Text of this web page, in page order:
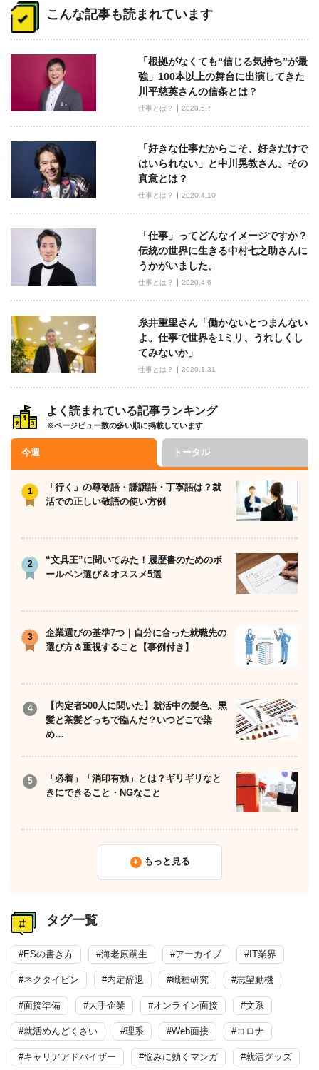
稿
ナ
ョ
ン
こんな記事も読まれています
「根拠がなくても“信じる気持ち”が最
強」100本以上の舞台に出演してきた
川平慈英さんの信条とは？
仕事とは？ 2020.5.7
「好きな仕事だからこそ、好きだけで
はいられない」と中川晃教さん。その
真意とは？
仕事とは？ 2020.4.10
「仕事」ってどんなイメージですか？
伝統の世界に生きる中村七之助さんに
うかがいました。
仕事とは？ 2020.4.6
糸井重里さん「働かないとつまんない
よ。仕事で世界を1ミリ、うれしくし
てみないか」
仕事とは？ 2020.1.31
よく読まれている記事ランキング
※ページビュー数の多い順に掲載しています
今週 トータル
「行く」の尊敬語・謙譲語・丁寧語は？就
活での正しい敬語の使い方例
“文具王”に聞いてみた！履歴書のためのボ
ールペン選び＆オススメ5選
企業選びの基準7つ｜自分に合った就職先の
選び方＆重視すること【事例付き】
【内定者500人に聞いた】就活中の髪色、黒
髪と茶髪どっちで臨んだ？いつどこで染
め…
「必着」「消印有効」とは？ギリギリなと
きにできること・NGなこと
もっと見る
タグ一覧
#ESの書き方 #海老原嗣生 #アーカイブ #IT業界
#ネクタイピン #内定辞退 #職種研究 #志望動機
#面接準備 #大手企業 #オンライン面接 #文系
#就活めんどくさい #理系 #Web面接 #コロナ
#キャリアアドバイザー #悩みに効くマンガ #就活グッズ